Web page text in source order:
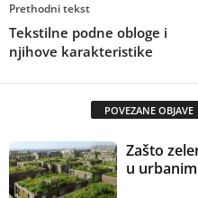
Prethodni tekst
Tekstilne podne obloge i
njihove karakteristike
POVEZANE OBJAVE
Zašto
u